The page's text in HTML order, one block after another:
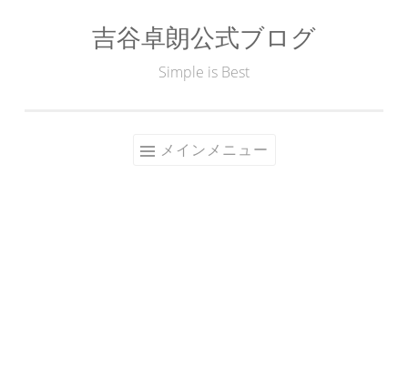
吉谷卓朗公式ブログ
Simple is Best
メインメニュー